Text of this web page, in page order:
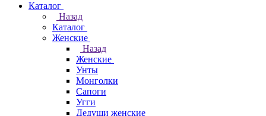
Каталог
Назад
Каталог
Женские
Назад
Женские
Унты
Монголки
Сапоги
Угги
Дедуши женские